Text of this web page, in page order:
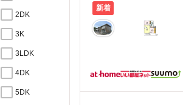
2DK
3K
3LDK
4DK
5DK
新着